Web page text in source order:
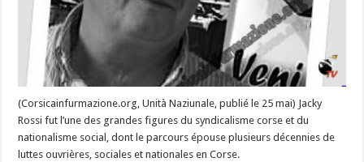
(Corsicainfurmazione.org, Unità Naziunale, publié le 25 mai) Jacky
Rossi fut l’une des grandes figures du syndicalisme corse et du
nationalisme social, dont le parcours épouse plusieurs décennies de
luttes ouvrières, sociales et nationales en Corse.